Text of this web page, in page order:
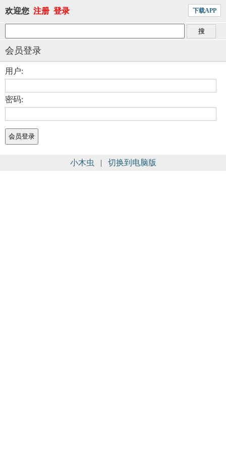
欢迎您 注册 登录 下载APP
会员登录
用户:
密码:
小木虫 | 切换到电脑版